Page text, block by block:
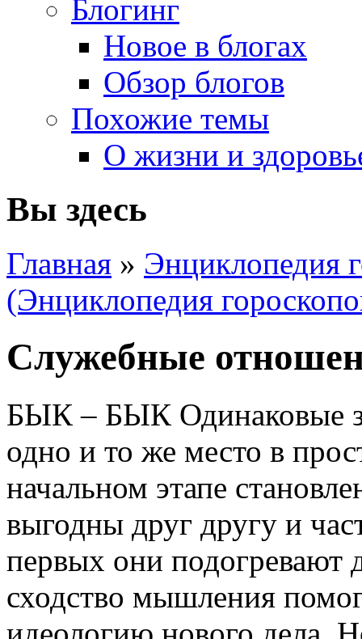
Блогинг
Новое в блогах
Обзор блогов
Похожие темы
О жизни и
Вы здесь
Главная » Энциклопедия
(Энциклопедия
Служебные
БЫК – БЫК Одинаковые
одно и то же место в
начальном этапе
выгодны друг другу и
первых они подогревают
сходство мышления